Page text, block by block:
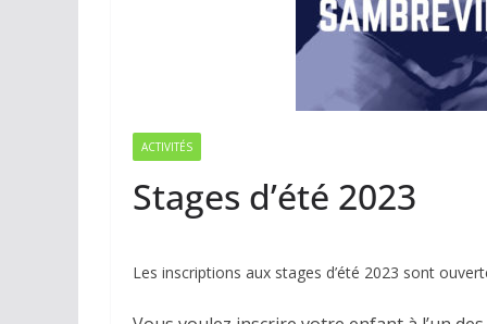
ACTIVITÉS
Stages d’été 2023
Les inscriptions aux stages d’été 2023 sont